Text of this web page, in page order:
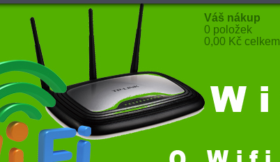
Váš nákup
0 položek
0,00 Kč celkem